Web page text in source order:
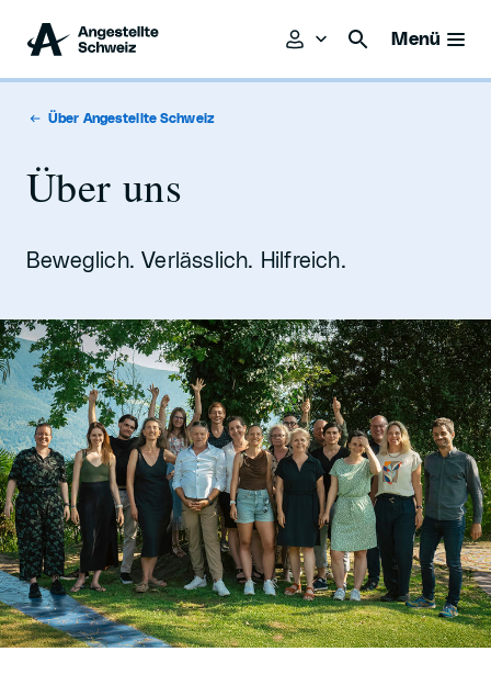
Menü
Über Angestellte Schweiz
Über uns
Beweglich. Verlässlich. Hilfreich.